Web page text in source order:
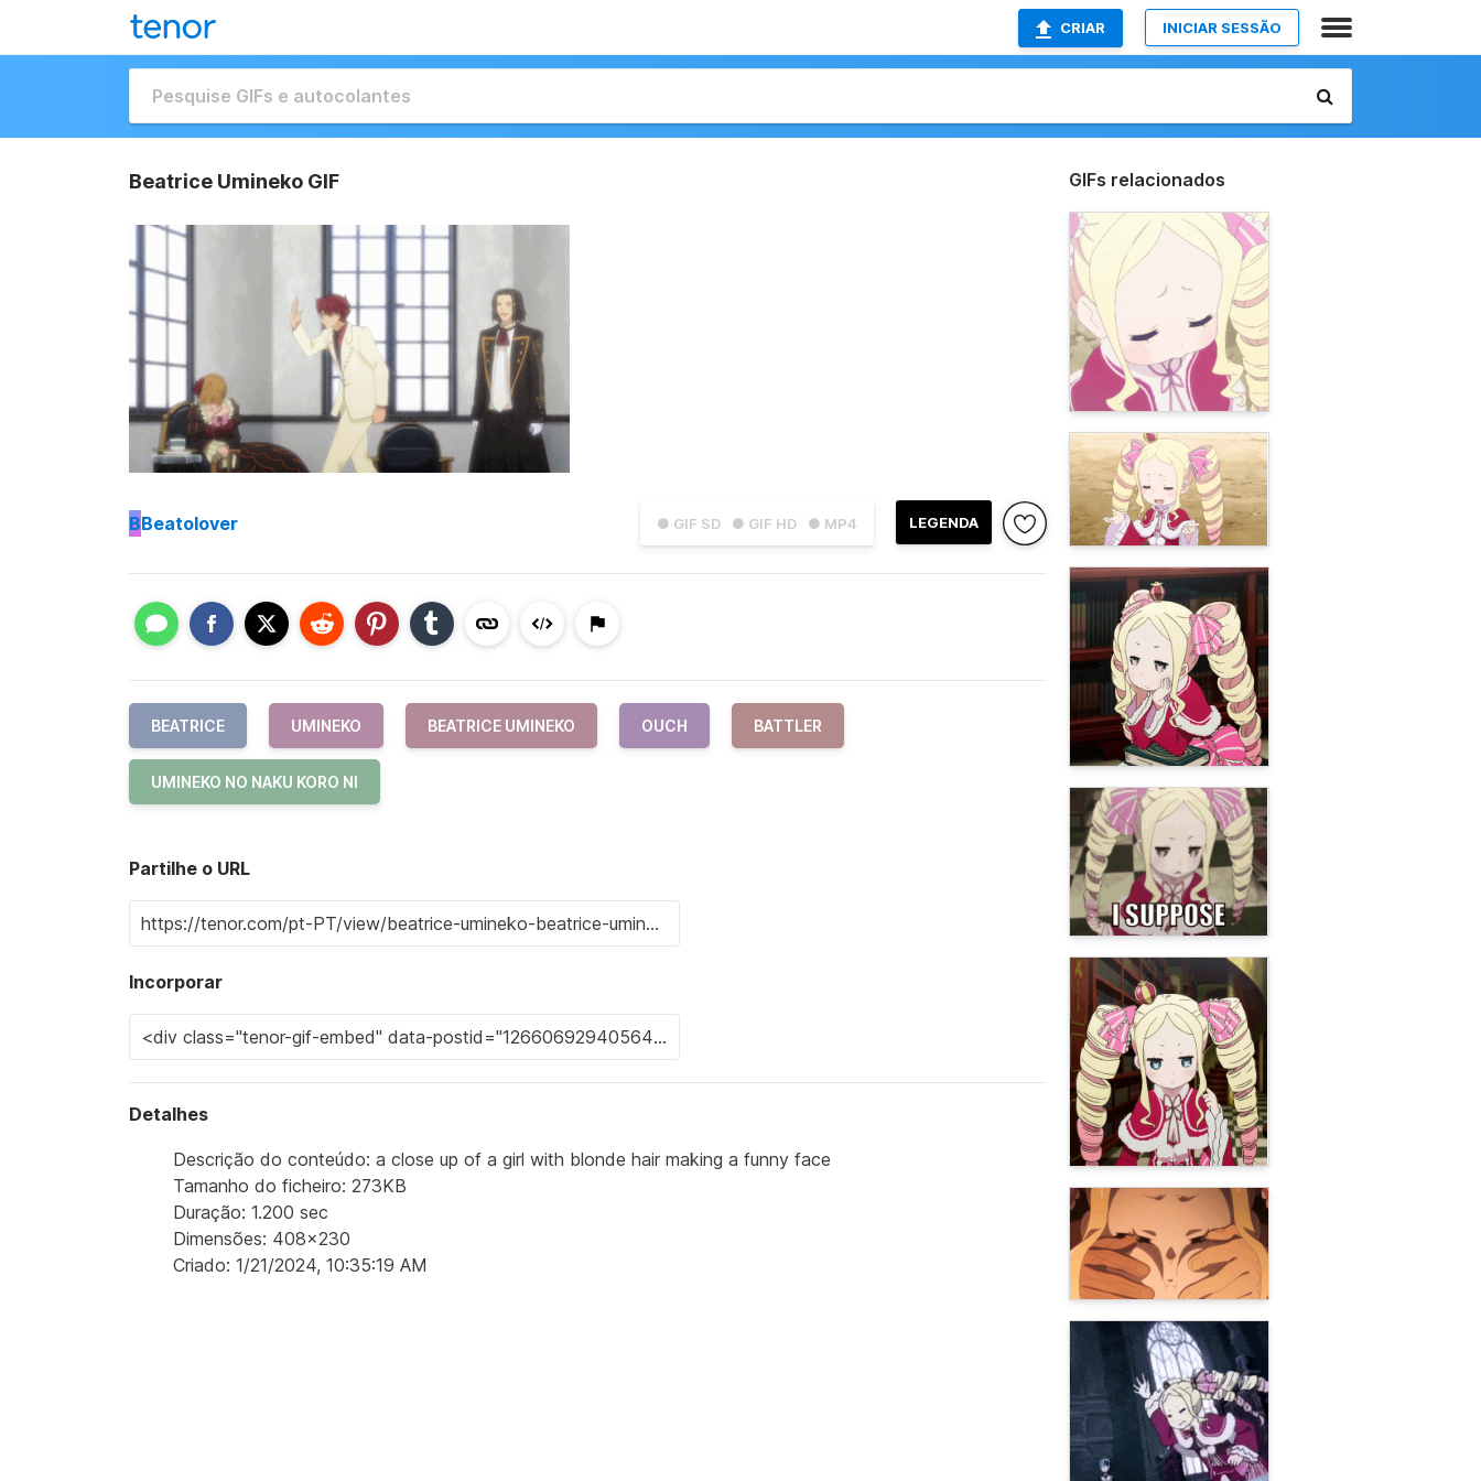
CRIAR INICIAR SESSÃO
Beatrice Umineko GIF
● GIF SD ● GIF HD ● MP4 LEGENDA
BBeatolover
BEATRICE UMINEKO BEATRICE UMINEKO OUCH BATTLER
UMINEKO NO NAKU KORO NI
Partilhe o URL
Incorporar
Detalhes
Descrição do conteúdo: a close up of a girl with blonde hair making a funny face
Tamanho do ficheiro: 273KB
Duração: 1.200 sec
Dimensões: 408x230
Criado: 1/21/2024, 10:35:19 AM
GIFs relacionados